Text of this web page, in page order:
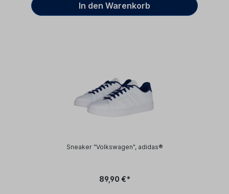
In den Warenkorb
Sneaker "Volkswagen", adidas®
89,90 €*